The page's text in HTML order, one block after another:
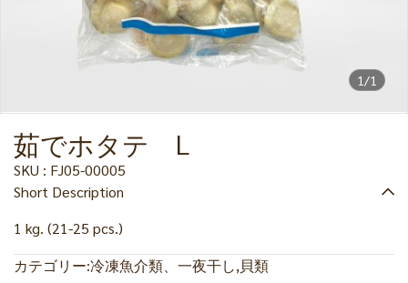
1/1
茹でホタテ L
SKU : FJ05-00005
Short Description
1 kg. (21-25 pcs.)
カテゴリー:冷凍魚介類、一夜干し,貝類